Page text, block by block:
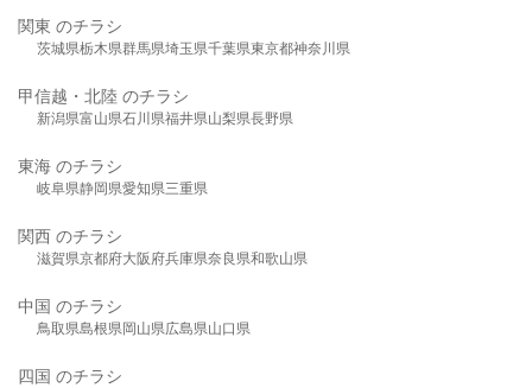
関東 のチラシ
茨城県栃木県群馬県埼玉県千葉県東京都神奈川県
甲信越・北陸 のチラシ
新潟県富山県石川県福井県山梨県長野県
東海 のチラシ
岐阜県静岡県愛知県三重県
関西 のチラシ
滋賀県京都府大阪府兵庫県奈良県和歌山県
中国 のチラシ
鳥取県島根県岡山県広島県山口県
四国 のチラシ